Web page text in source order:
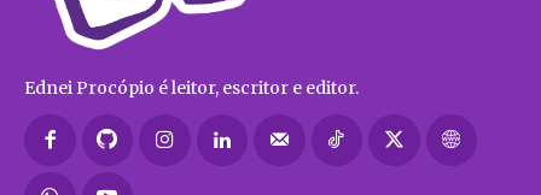
Ednei Procópio é leitor, escritor e editor.